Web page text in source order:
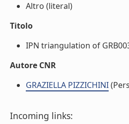
Altro (literal)
Titolo
IPN triangulation of
Autore CNR
GRAZIELLA PIZZICHINI
Incoming links: